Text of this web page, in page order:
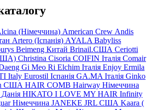
(Німеччина) American Crew Andis
Artero (Іспанія) AYALA Babyliss
Beimeng Китай Brinail.США Ceriotti
Christina Cisoria COIFIN Італія Comair
Gi Meo Ri Elchim Італія Enjoy Ermila
Italy Eurostil Іспанія GA.MA Італія Ginko
США HAIR COMB Hairway Німеччина
HIKATO I LOVE MY HAIR Infinity
Німеччина JANEKE JRL США Kaara (